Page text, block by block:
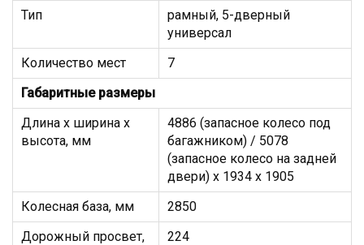
Тип
рамный, 5-дверный
универсал
Количество мест
7
Габаритные размеры
Длина х ширина х
высота, мм
4886 (запасное колесо под
багажником) / 5078
(запасное колесо на задней
двери) х 1934 х 1905
Колесная база, мм
2850
Дорожный просвет,
224